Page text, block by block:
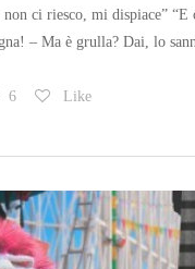
ci riesco, mi dispiace” “E
– Ma è grulla? Dai, lo
6 Like